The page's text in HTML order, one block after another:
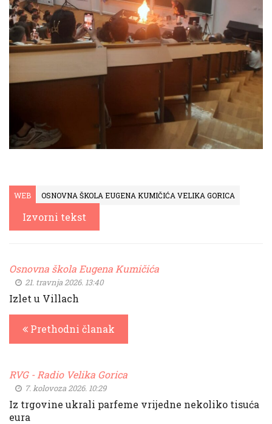
WEB OSNOVNA ŠKOLA EUGENA KUMIČIĆA VELIKA GORICA
Izvorni tekst
Osnovna škola Eugena Kumičića
21. travnja 2026. 13:40
Izlet u Villach
Prethodni članak
RVG - Radio Velika Gorica
7. kolovoza 2026. 10:29
Iz trgovine ukrali parfeme vrijedne nekoliko tisuća
eura